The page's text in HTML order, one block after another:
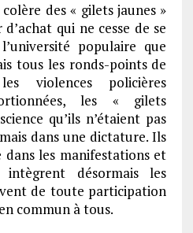
des « gilets jaunes »
qui ne cesse de se
populaire que
tous les ronds-points de
violences policières
les « gilets
qu’ils n’étaient pas
dans une dictature. Ils
dans les manifestations et
intègrent désormais les
de toute participation
commun à tous.